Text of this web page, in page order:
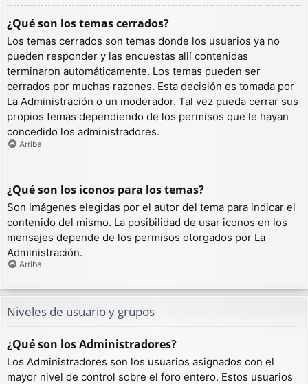
¿Qué son los temas cerrados?
Los temas cerrados son temas donde los usuarios ya no
pueden responder y las encuestas allí contenidas
terminaron automáticamente. Los temas pueden ser
cerrados por muchas razones. Esta decisión es tomada por
La Administración o un moderador. Tal vez pueda cerrar sus
propios temas dependiendo de los permisos que le hayan
concedido los administradores.
Arriba
¿Qué son los iconos para los temas?
Son imágenes elegidas por el autor del tema para indicar el
contenido del mismo. La posibilidad de usar iconos en los
mensajes depende de los permisos otorgados por La
Administración.
Arriba
Niveles de usuario y grupos
¿Qué son los Administradores?
Los Administradores son los usuarios asignados con el
mayor nivel de control sobre el foro entero. Estos usuarios